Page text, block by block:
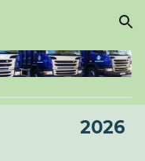
Skip to navigation
2026